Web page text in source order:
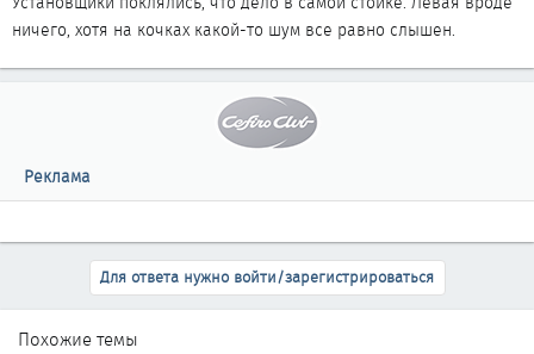
ничего, хотя на кочках какой-то шум все равно слышен.
Реклама
Для ответа нужно войти/зарегистрироваться
Похожие темы